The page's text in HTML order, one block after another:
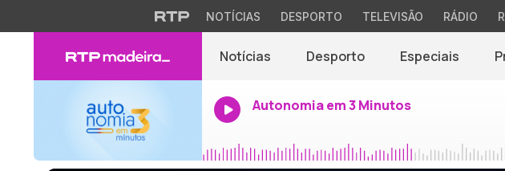
NOTÍCIAS DESPORTO TELEVISÃO RÁDIO
Notícias Desporto Especiais
Autonomia em 3 Minutos